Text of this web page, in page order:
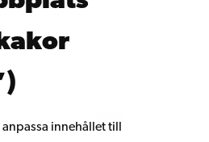
innehållet till
alumnnätverk